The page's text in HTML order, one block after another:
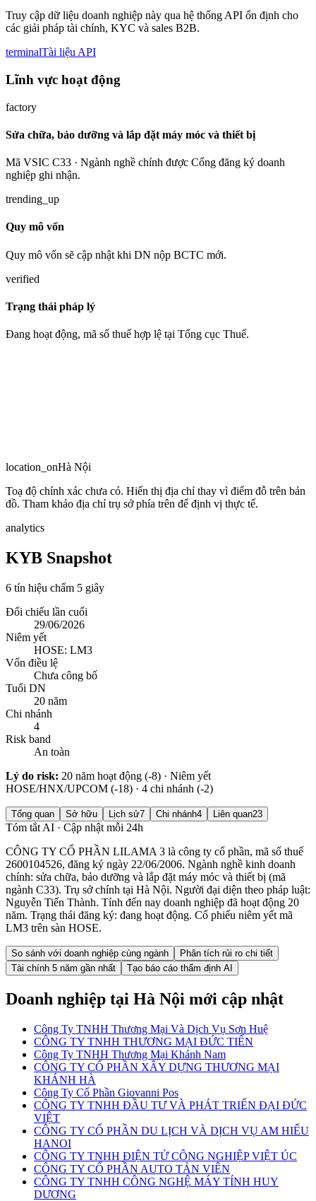
Truy cập dữ liệu doanh nghiệp này qua hệ thống API ổn định cho
các giải pháp tài chính, KYC và sales B2B.
terminalTài liệu API
Lĩnh vực hoạt động
factory
Sửa chữa, bảo dưỡng và lắp đặt máy móc và thiết bị
Mã VSIC C33 · Ngành nghề chính được Cổng đăng ký doanh
nghiệp ghi nhận.
trending_up
Quy mô vốn
Quy mô vốn sẽ cập nhật khi DN nộp BCTC mới.
verified
Trạng thái pháp lý
Đang hoạt động, mã số thuế hợp lệ tại Tổng cục Thuế.
location_onHà Nội
Toạ độ chính xác chưa có. Hiển thị địa chỉ thay vì điểm đỗ trên bản
đồ. Tham khảo địa chỉ trụ sở phía trên để định vị thực tế.
analytics
KYB Snapshot
6 tín hiệu chấm 5 giây
Đối chiếu lần cuối
29/06/2026
Niêm yết
HOSE: LM3
Vốn điều lệ
Chưa công bố
Tuổi DN
20 năm
Chi nhánh
4
Risk band
An toàn
Lý do risk: 20 năm hoạt động (-8) · Niêm yết
HOSE/HNX/UPCOM (-18) · 4 chi nhánh (-2)
Tổng quan Sở hữu Lịch sử7 Chi nhánh4 Liên quan23
Tóm tắt AI · Cập nhật mỗi 24h
CÔNG TY CỔ PHẦN LILAMA 3 là công ty cổ phần, mã số thuế
2600104526, đăng ký ngày 22/06/2006. Ngành nghề kinh doanh
chính: sửa chữa, bảo dưỡng và lắp đặt máy móc và thiết bị (mã
ngành C33). Trụ sở chính tại Hà Nội. Người đại diện theo pháp luật:
Nguyễn Tiến Thành. Tính đến nay doanh nghiệp đã hoạt động 20
năm. Trạng thái đăng ký: đang hoạt động. Cổ phiếu niêm yết mã
LM3 trên sàn HOSE.
So sánh với doanh nghiệp cùng ngành
Phân tích rủi ro chi tiết
Tài chính 5 năm gần nhất
Tạo báo cáo thẩm định AI
Doanh nghiệp tại Hà Nội mới cập nhật
Công Ty TNHH Thương Mại Và Dịch Vụ Sơn Huệ
CÔNG TY TNHH THƯƠNG MẠI ĐỨC TIẾN
Công Ty TNHH Thương Mại Khánh Nam
CÔNG TY CỔ PHẦN XÂY DỰNG THƯƠNG MẠI
KHÁNH HÀ
Công Ty Cổ Phần Giovanni Pos
CÔNG TY TNHH ĐẦU TƯ VÀ PHÁT TRIỂN ĐẠI ĐỨC
VIỆT
CÔNG TY CỔ PHẦN DU LỊCH VÀ DỊCH VỤ AM HIỂU
HANOI
CÔNG TY TNHH ĐIỆN TỬ CÔNG NGHIỆP VIỆT ÚC
CÔNG TY CỔ PHẦN AUTO TẢN VIÊN
CÔNG TY TNHH CÔNG NGHỆ MÁY TÍNH HUY
DƯƠNG